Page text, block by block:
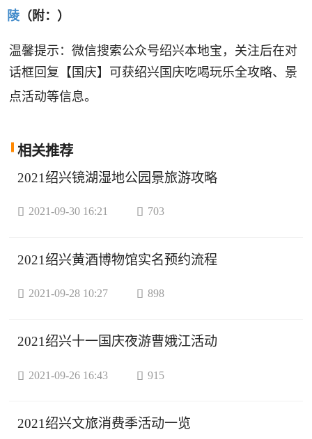
陵 （附：）
温馨提示：微信搜索公众号绍兴本地宝，关注后在对
话框回复【国庆】可获绍兴国庆吃喝玩乐全攻略、景
点活动等信息。
相关推荐
2021绍兴镜湖湿地公园景旅游攻略
 2021-09-30 16:21  703
2021绍兴黄酒博物馆实名预约流程
 2021-09-28 10:27  898
2021绍兴十一国庆夜游曹娥江活动
 2021-09-26 16:43  915
2021绍兴文旅消费季活动一览